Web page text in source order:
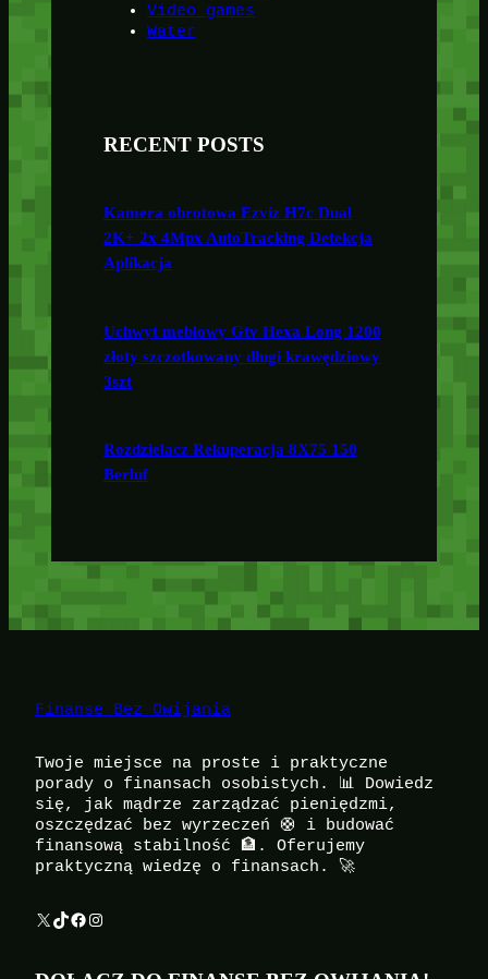
Video games
Water
RECENT POSTS
Kamera obrotowa Ezviz H7c Dual
2K+ 2x 4Mpx AutoTracking Detekcja
Aplikacja
Uchwyt meblowy Gtv Hexa Long 1200
złoty szczotkowany długi krawędziowy
3szt
Rozdzielacz Rekuperacja 8X75 150
Berluf
Finanse Bez Owijania
Twoje miejsce na proste i praktyczne
porady o finansach osobistych. 📊 Dowiedz
się, jak mądrze zarządzać pieniędzmi,
oszczędzać bez wyrzeczeń 🛟 i budować
finansową stabilność 🏦. Oferujemy
praktyczną wiedzę o finansach. 🚀
X TikTok Facebook Instagram